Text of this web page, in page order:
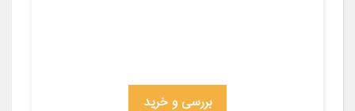
بررسی و خرید